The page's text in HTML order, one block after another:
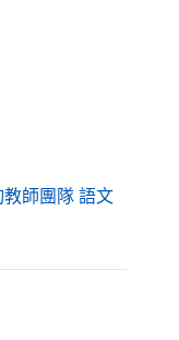
師團隊 語文
另開新視窗）